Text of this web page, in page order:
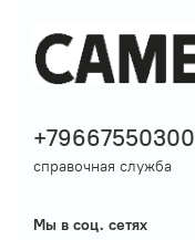
+79667550300
справочная служба
Мы в соц. сетях